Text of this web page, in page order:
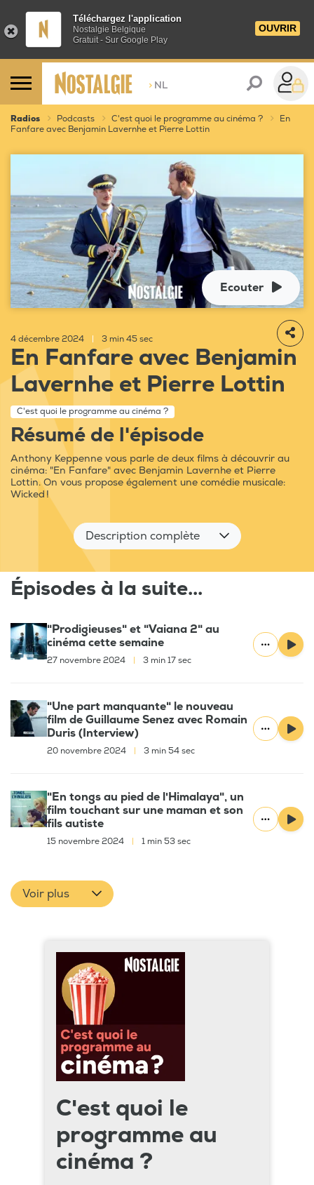
Téléchargez l'application
Nostalgie Belgique
Gratuit - Sur Google Play
OUVRIR
> NL
Radios Podcasts C'est quoi le programme au cinéma ?
En
Fanfare avec Benjamin Lavernhe et Pierre Lottin
Ecouter
4 décembre 2024 3 min 45 sec
En Fanfare avec Benjamin
Lavernhe et Pierre Lottin
C'est quoi le programme au cinéma ?
Résumé de l'épisode
Anthony Keppenne vous parle de deux films à découvrir au
cinéma: "En Fanfare" avec Benjamin Lavernhe et Pierre
Lottin. On vous propose également une comédie musicale:
Wicked !
Description complète
Épisodes à la suite...
"Prodigieuses" et "Vaiana 2" au
cinéma cette semaine
27 novembre 2024 3 min 17 sec
"Une part manquante" le nouveau
film de Guillaume Senez avec Romain
Duris (Interview)
20 novembre 2024 3 min 54 sec
"En tongs au pied de l'Himalaya", un
film touchant sur une maman et son
fils autiste
15 novembre 2024 1 min 53 sec
Voir plus
C'est quoi le
programme au
cinéma ?